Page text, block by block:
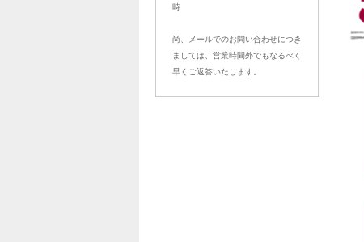
時
尚、メールでのお問い合わせにつき
ましては、営業時間外でもなるべく
早くご返答いたします。